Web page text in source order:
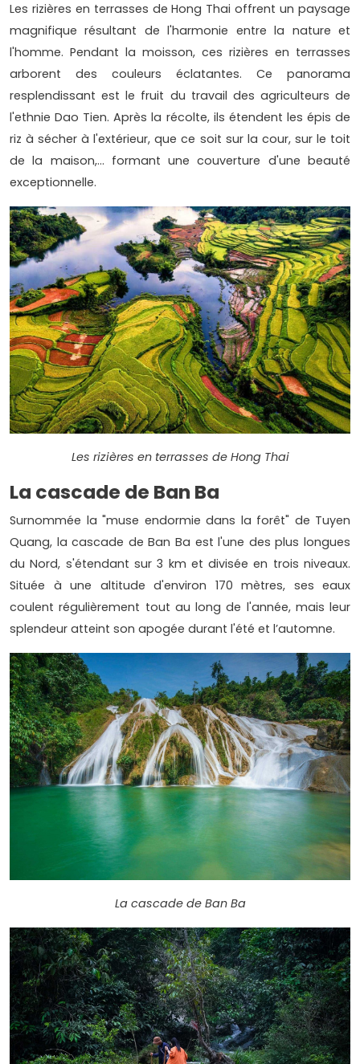
Les rizières en terrasses de Hong Thai offrent un paysage
magnifique résultant de l'harmonie entre la nature et
l'homme. Pendant la moisson, ces rizières en terrasses
arborent des couleurs éclatantes. Ce panorama
resplendissant est le fruit du travail des agriculteurs de
l'ethnie Dao Tien. Après la récolte, ils étendent les épis de
riz à sécher à l'extérieur, que ce soit sur la cour, sur le toit
de la maison,... formant une couverture d'une beauté
exceptionnelle.
Les rizières en terrasses de Hong Thai
La cascade de Ban Ba
Surnommée la "muse endormie dans la forêt" de Tuyen
Quang, la cascade de Ban Ba est l'une des plus longues
du Nord, s'étendant sur 3 km et divisée en trois niveaux.
Située à une altitude d'environ 170 mètres, ses eaux
coulent régulièrement tout au long de l'année, mais leur
splendeur atteint son apogée durant l'été et l’automne.
La cascade de Ban Ba